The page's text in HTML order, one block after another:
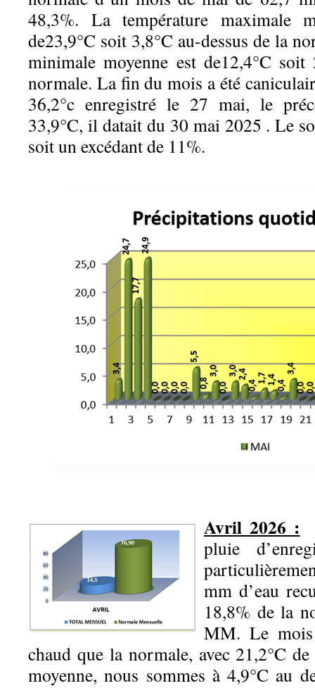
48,3%. La température maximale
de23,9°C soit 3,8°C au-dessus de la
minimale moyenne est de12,4°C soit
normale. La fin du mois a été
36,2°c enregistré le 27 mai, le
33,9°C, il datait du 30 mai 2025 . Le
soit un excédant de 11%.
Avril 2026 :
pluie
mm d’eau
18,8% de la
MM. Le mois
chaud que la normale, avec 21,2°C
moyenne, nous sommes à 4,9°C au